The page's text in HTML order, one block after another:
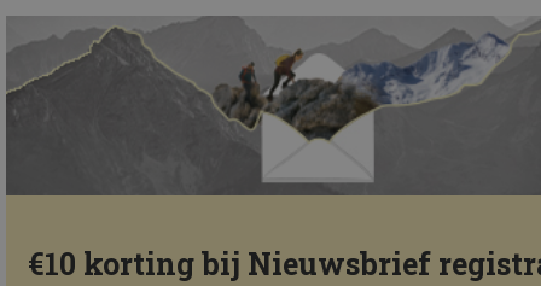
€10 korting bij Nieuwsbrief